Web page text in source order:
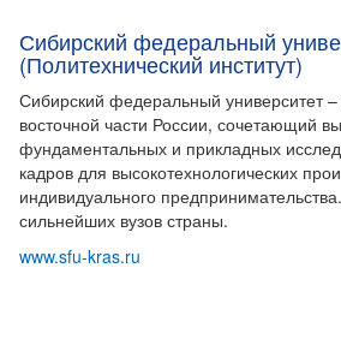
Сибирский федеральный
(Политехнический институт)
Сибирский федеральный университет
восточной части России, сочетающий
фундаментальных и прикладных
кадров для высокотехнологических
индивидуального
сильнейших вузов страны.
www.sfu-kras.ru